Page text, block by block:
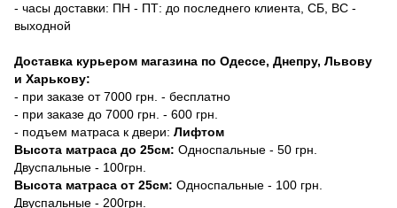
- часы доставки: ПН - ПТ: до последнего клиента, СБ, ВС -
выходной
Доставка курьером магазина по Одессе, Днепру, Львову
и Харькову:
- при заказе от 7000 грн. - бесплатно
- при заказе до 7000 грн. - 600 грн.
- подъем матраса к двери: Лифтом
Высота матраса до 25см: Односпальные - 50 грн.
Двуспальные - 100грн.
Высота матраса от 25см: Односпальные - 100 грн.
Двуспальные - 200грн.